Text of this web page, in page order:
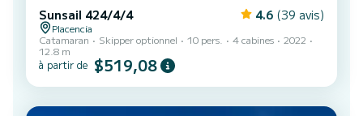
Sunsail 424/4/4 4.6 (39 avis)
Placencia
Catamaran
Skipper optionnel 10 pers. 4 cabines
2022
12.8 m
à partir de $519,08